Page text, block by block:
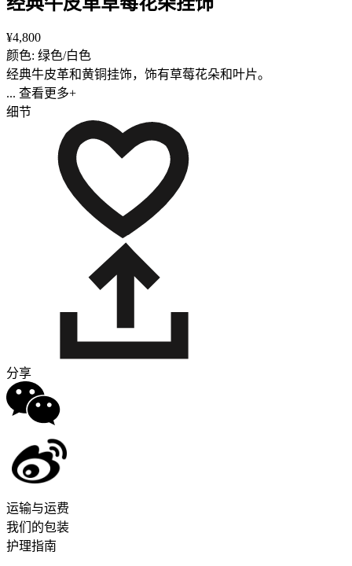
¥4,800
颜色: 绿色/白色
经典牛皮革和黄铜挂饰，饰有草莓花朵和叶片。
... 查看更多+
细节
分享
运输与运费
我们的包装
护理指南